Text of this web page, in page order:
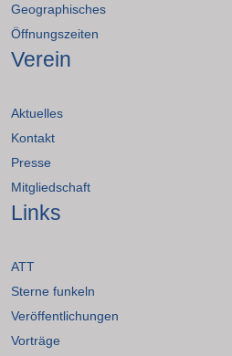
Geographisches
Öffnungszeiten
Verein
Aktuelles
Kontakt
Presse
Mitgliedschaft
Links
ATT
Sterne funkeln
Veröffentlichungen
Vorträge